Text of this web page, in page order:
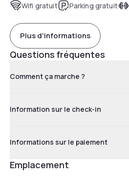
Wifi gratuit Parking gratuit
Plus d'informations
Questions fréquentes
Comment ça marche ?
Information sur le check-in
Informations sur le paiement
Emplacement